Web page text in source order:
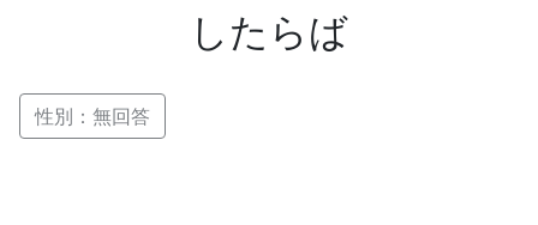
したらば
性別：無回答